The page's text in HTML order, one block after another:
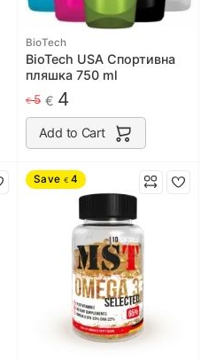
BioTech
BioTech USA Спортивна
пляшка 750 ml
€5 € 4
Add to Cart
Save € 4